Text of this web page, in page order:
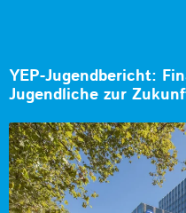
YEP-Jugendbericht:
Jugendliche zur